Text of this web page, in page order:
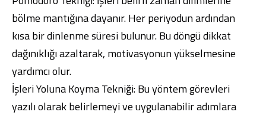
bölme mantığına dayanır. Her periyodun ardından
kısa bir dinlenme süresi bulunur. Bu döngü dikkat
dağınıklığı azaltarak, motivasyonun yükselmesine
yardımcı olur.
İşleri Yoluna Koyma Tekniği: Bu yöntem görevleri
yazılı olarak belirlemeyi ve uygulanabilir adımlara